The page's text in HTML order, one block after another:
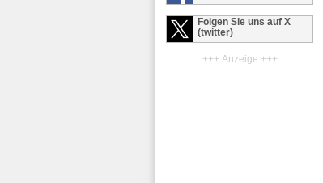
Folgen Sie uns auf X
(twitter)
+++ Anzeige +++